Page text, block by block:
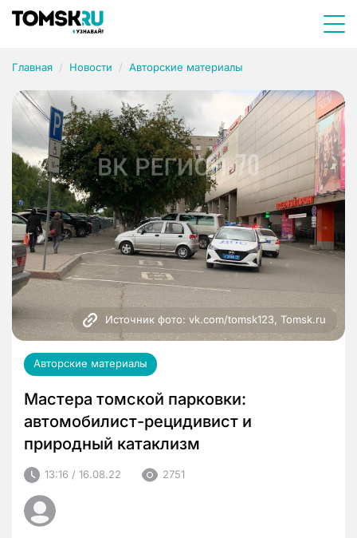
Главная Новости Авторские материалы
Источник фото: vk.com/tomsk123, Tomsk.ru
Авторские материалы
Мастера томской парковки:
автомобилист-рецидивист и
природный катаклизм
13:16 / 16.08.22 2751